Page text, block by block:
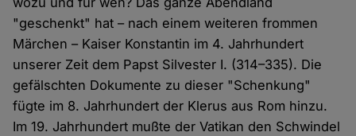
"geschenkt" hat – nach einem weiteren frommen
Märchen – Kaiser Konstantin im 4. Jahrhundert
unserer Zeit dem Papst Silvester I. (314–335). Die
gefälschten Dokumente zu dieser "Schenkung"
fügte im 8. Jahrhundert der Klerus aus Rom hinzu.
Im 19. Jahrhundert mußte der Vatikan den Schwindel